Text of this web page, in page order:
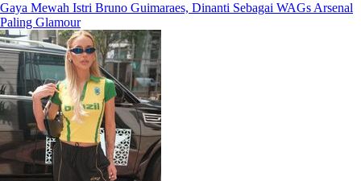
Gaya Mewah Istri Bruno Guimaraes, Dinanti Sebagai WAGs Arsenal
Paling Glamour